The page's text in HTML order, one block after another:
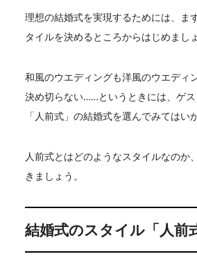
理想の結婚式を実現するためには、ま
タイルを決めるところからはじめましょ
和風のウエディングも洋風のウエディ
決め切らない……というときには、ゲス
「人前式」の結婚式を選んでみてはい
人前式とはどのようなスタイルなのか
きましょう。
結婚式のスタイル「人前